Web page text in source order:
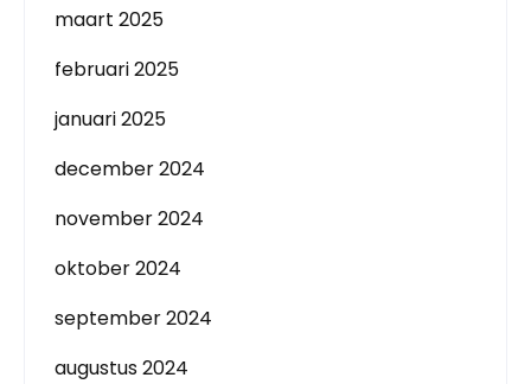
maart 2025
februari 2025
januari 2025
december 2024
november 2024
oktober 2024
september 2024
augustus 2024